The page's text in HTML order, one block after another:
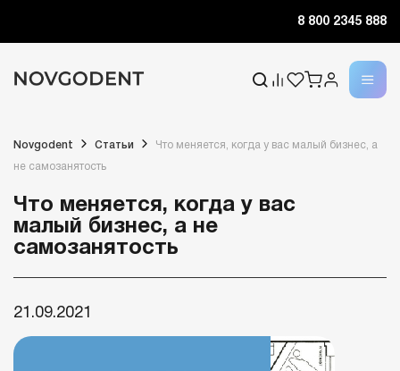
8 800 2345 888
Novgodent Статьи Что меняется, когда у вас малый бизнес, а
не самозанятость
Что меняется, когда у вас
малый бизнес, а не
самозанятость
21.09.2021